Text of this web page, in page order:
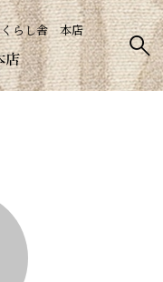
くらし舎 本店